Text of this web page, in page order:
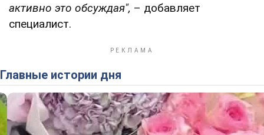
активно это обсуждая", – добавляет
специалист.
Главные истории дня